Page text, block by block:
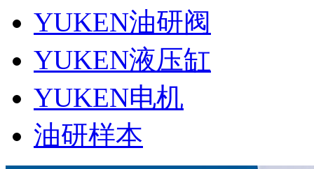
YUKEN油研阀
YUKEN液压缸
YUKEN电机
油研样本